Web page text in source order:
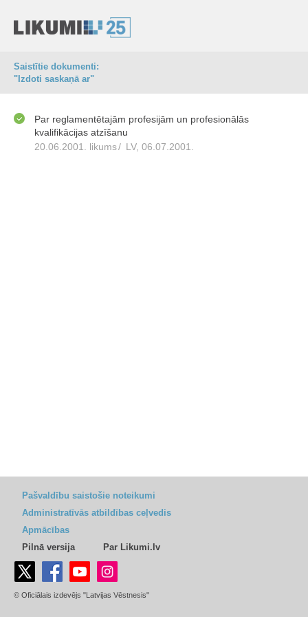
Saistītie dokumenti:
"Izdoti saskaņā ar"
Par reglamentētajām profesijām un profesionālās
kvalifikācijas atzīšanu
20.06.2001. likums/ LV, 06.07.2001.
Pašvaldību saistošie noteikumi
Administratīvās atbildības ceļvedis
Apmācības
Pilnā versija
Par Likumi.lv
© Oficiālais izdevējs "Latvijas Vēstnesis"